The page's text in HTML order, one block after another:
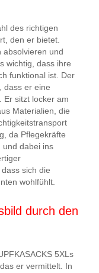
des richtigen
den er bietet.
absolvieren und
wichtig, dass ihre
funktional ist. Der
dass er eine
Er sitzt locker am
Materialien, die
da Pflegekräfte
und dabei ins
sich die
wohlfühlt.
durch den
5XLs
er vermittelt. In